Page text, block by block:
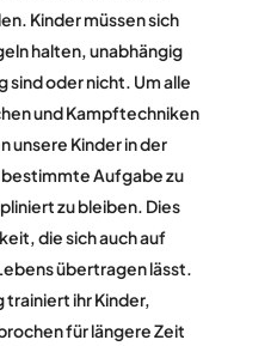
Kinder müssen sich
halten, unabhängig
sind oder nicht. Um alle
und Kampftechniken
unsere Kinder in der
bestimmte Aufgabe zu
zu bleiben. Dies
die sich auch auf
übertragen lässt.
trainiert ihr Kinder,
für längere Zeit